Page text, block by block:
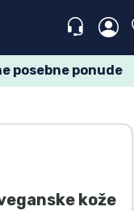
posebne ponude
kože